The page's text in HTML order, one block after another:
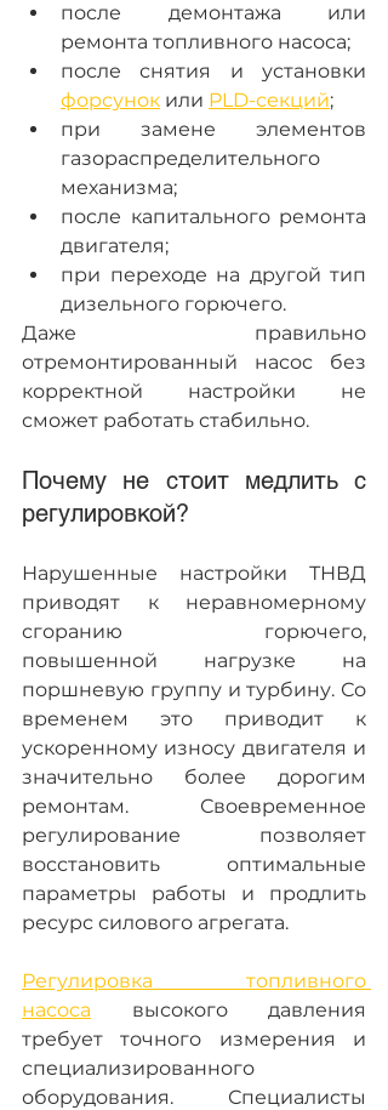
после демонтажа или
ремонта топливного насоса;
форсунок или PLD-секций;
при замене элементов
газораспределительного
механизма;
после капитального ремонта
двигателя;
при переходе на другой тип
дизельного горючего.
Даже правильно
отремонтированный насос без
корректной настройки не
сможет работать стабильно.
Почему не стоит медлить с
регулировкой?
Нарушенные настройки ТНВД
приводят к неравномерному
сгоранию горючего,
повышенной нагрузке на
поршневую группу и турбину. Со
временем это приводит к
ускоренному износу двигателя и
значительно более дорогим
ремонтам. Своевременное
регулирование позволяет
восстановить оптимальные
параметры работы и продлить
ресурс силового агрегата.
Регулировка топливного
насоса высокого давления
требует точного измерения и
специализированного
оборудования. Специалисты